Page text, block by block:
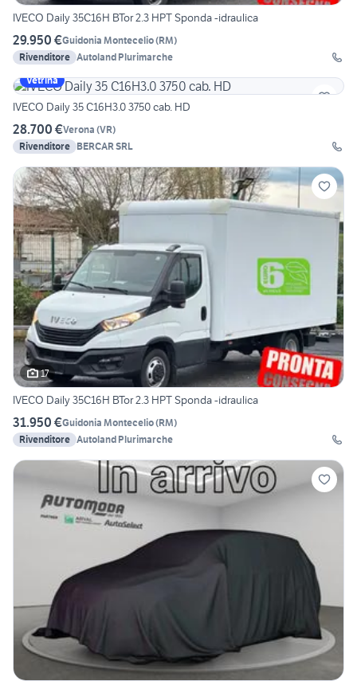
IVECO Daily 35C16H BTor 2.3 HPT Sponda -idraulica
29.950 €Guidonia Montecelio(RM)
Rivenditore Autoland Plurimarche
Vetrina
IVECO Daily 35 C16H3.0 3750 cab. HD
28.700 €Verona (VR)
Rivenditore BERCAR SRL
17
IVECO Daily 35C16H BTor 2.3 HPT Sponda -idraulica
31.950 €Guidonia Montecelio(RM)
Rivenditore Autoland Plurimarche